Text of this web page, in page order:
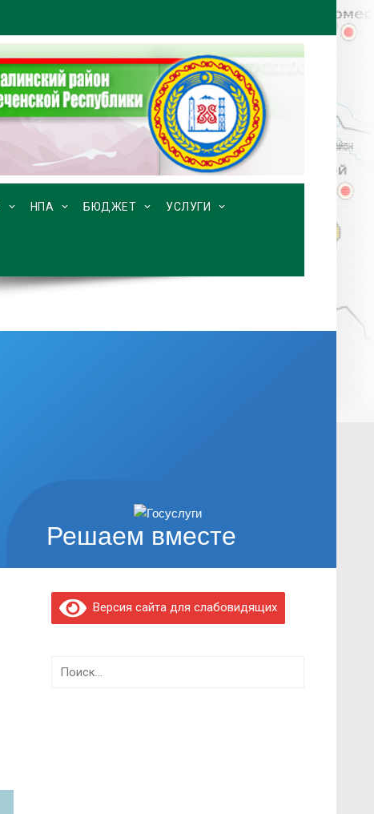
НПА БЮДЖЕТ УСЛУГИ
Решаем вместе
Версия сайта для слабовидящих
Найти: